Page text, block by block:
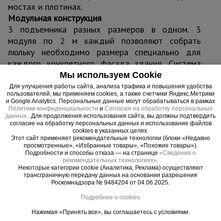
мостах и плотинах.
Модульная конструкция
3 подъемника разных размеров в одном. 3
модуля по 2 м каждый позволяют собрать
люльку необходимо размера специально для
каждого конкретного фасада здания. Система
противовесов состоит из контргрузов по 25 кг и
подбирается аналогично.
Адаптация к фасаду
ZLP 630 оцинкованная легко адаптируется к
фасаду здания, благодаря прочной и
одновременно легкой подвесной консоли-опоре,
позволяющей производить установку даже на
покатой крыше без риска соскальзывания.
Увеличенный вылет консоли на 1,7 м дает
возможность вывешивать люльку на стальных
тросах и легко обходить выступающие части
фасада. Рама кабины снабжена прорезиненными
буферными колесами для защиты поверхности
Мы используем Cookie
Для улучшения работы сайта, анализа трафика и повышения удобства
пользователей, мы применяем cookies, а также счетчики Яндекс.Метрики
и Google Analytics. Персональные данные могут обрабатываться в рамках
Политики конфиденциальности и Согласия на обработку персональных
данных . Для продолжения использования сайта, вы должны подтвердить
согласие на обработку персональных данных и использование файлов
cookies в указанных целях.
Этот сайт применяет рекомендательные технологии (блоки «Недавно
просмотренные», «Избранные товары», «Похожие товары»).
Подробности и способы отказа — на странице «Сведения о
рекомендательных технологиях».
Некоторые категории cookie (Аналитика, Реклама) осуществляют
трансграничную передачу данных на основании разрешения
Роскомнадзора № 9484204 от 04.06.2025.
Подробнее о cookies
Нажимая «Принять все», вы соглашаетесь с условиями.